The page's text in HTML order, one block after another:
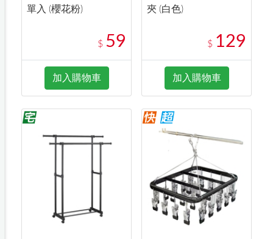
單入 (櫻花粉)
$ 59
加入購物車
夾 (白色)
$ 129
加入購物車